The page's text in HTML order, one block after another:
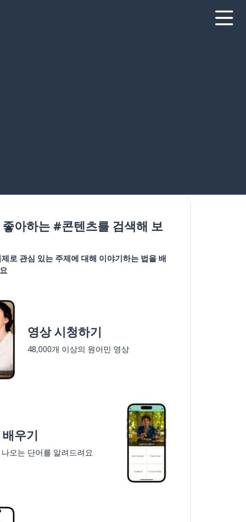
아하는 #콘텐츠를 검색해 보
로 관심 있는 주제에 대해 이야기하는 법을 배
영상 시청하기
48,000개 이상의 원어민 영상
우기
오는 단어를 알려드려요